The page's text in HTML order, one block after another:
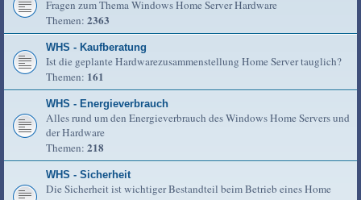
Fragen zum Thema Windows Home Server Hardware
Themen: 2363
WHS - Kaufberatung
Ist die geplante Hardwarezusammenstellung Home Server tauglich?
Themen: 161
WHS - Energieverbrauch
Alles rund um den Energieverbrauch des Windows Home Servers und
der Hardware
Themen: 218
WHS - Sicherheit
Die Sicherheit ist wichtiger Bestandteil beim Betrieb eines Home